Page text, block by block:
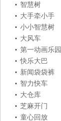
智慧树
大手牵小手
小小智慧树
大风车
第一动画乐园
快乐大巴
新闻袋袋裤
智力快车
大仓库
芝麻开门
童心回放